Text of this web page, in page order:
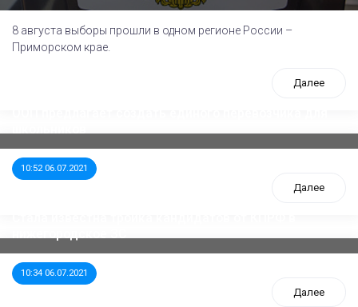
8 августа выборы прошли в одном регионе России –
Приморском крае.
Далее
10:52 06.07.2021
Далее
10:34 06.07.2021
Далее